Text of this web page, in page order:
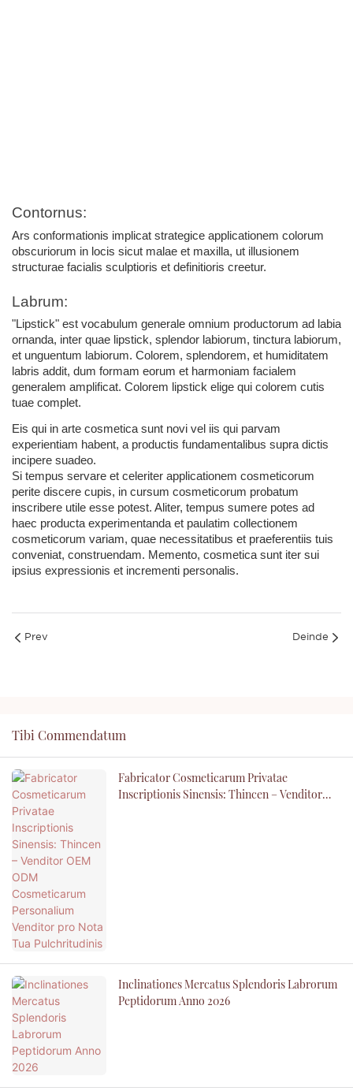
Contornus:
Ars conformationis implicat strategice applicationem colorum
obscuriorum in locis sicut malae et maxilla, ut illusionem
structurae facialis sculptioris et definitioris creetur.
Labrum:
"Lipstick" est vocabulum generale omnium productorum ad labia
ornanda, inter quae lipstick, splendor labiorum, tinctura labiorum,
et unguentum labiorum. Colorem, splendorem, et humiditatem
labris addit, dum formam eorum et harmoniam facialem
generalem amplificat. Colorem lipstick elige qui colorem cutis
tuae complet.
Eis qui in arte cosmetica sunt novi vel iis qui parvam
experientiam habent, a productis fundamentalibus supra dictis
incipere suadeo.
Si tempus servare et celeriter applicationem cosmeticorum
perite discere cupis, in cursum cosmeticorum probatum
inscribere utile esse potest. Aliter, tempus sumere potes ad
haec producta experimentanda et paulatim collectionem
cosmeticorum variam, quae necessitatibus et praeferentiis tuis
conveniat, construendam. Memento, cosmetica sunt iter sui
ipsius expressionis et incrementi personalis.
Prev Deinde
Tibi Commendatum
Fabricator Cosmeticarum Privatae
Inscriptionis Sinensis: Thincen – Venditor
Inclinationes Mercatus Splendoris Labrorum
Peptidorum Anno 2026